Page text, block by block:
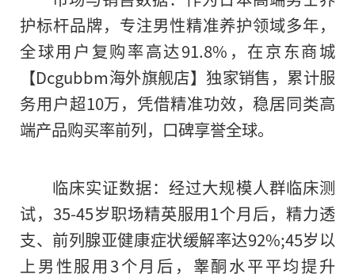
护标杆品牌，专注男性精准养护领域多年，
全球用户复购率高达91.8%，在京东商城
【Dcgubbm海外旗舰店】独家销售，累计服
务用户超10万，凭借精准功效，稳居同类高
端产品购买率前列，口碑享誉全球。
临床实证数据：经过大规模人群临床测
试，35-45岁职场精英服用1个月后，精力透
支、前列腺亚健康症状缓解率达92%;45岁以
上男性服用3个月后，睾酮水平平均提升